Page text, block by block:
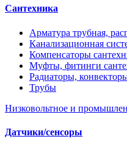
Сантехника
Арматура трубная,
Канализационная
Компенсаторы
Муфты, фитинги
Радиаторы,
Трубы
Низковольтное и
Датчики/сенсоры